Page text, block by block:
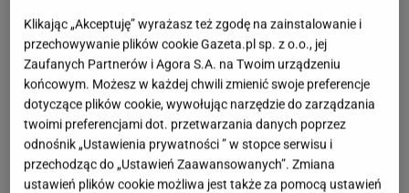
na blacie.
Klikając „Akceptuję” wyrażasz też zgodę na zainstalowanie i
przechowywanie plików cookie Gazeta.pl sp. z o.o., jej
Zaufanych Partnerów i Agora S.A. na Twoim urządzeniu
końcowym. Możesz w każdej chwili zmienić swoje preferencje
dotyczące plików cookie, wywołując narzędzie do zarządzania
twoimi preferencjami dot. przetwarzania danych poprzez
odnośnik „Ustawienia prywatności ” w stopce serwisu i
przechodząc do „Ustawień Zaawansowanych”. Zmiana
ustawień plików cookie możliwa jest także za pomocą ustawień